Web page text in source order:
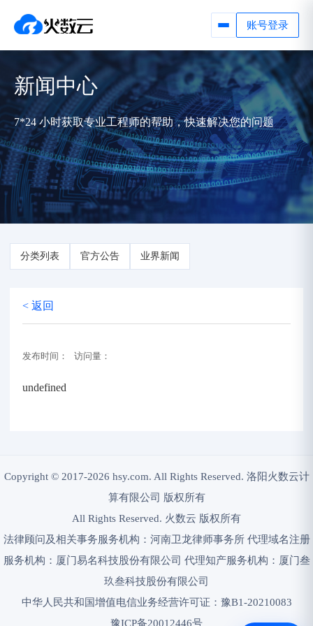
账号登录
新闻中心
7*24 小时获取专业工程师的帮助，快速解决您的问题
分类列表 官方公告 业界新闻
< 返回
发布时间： 访问量：
undefined
Copyright © 2017-2026 hsy.com. All Rights Reserved. 洛阳火数云计
算有限公司 版权所有
All Rights Reserved. 火数云 版权所有
法律顾问及相关事务服务机构：河南卫龙律师事务所 代理域名注册
服务机构：厦门易名科技股份有限公司 代理知产服务机构：厦门叁
玖叁科技股份有限公司
中华人民共和国增值电信业务经营许可证：豫B1-20210083
豫ICP备20012446号